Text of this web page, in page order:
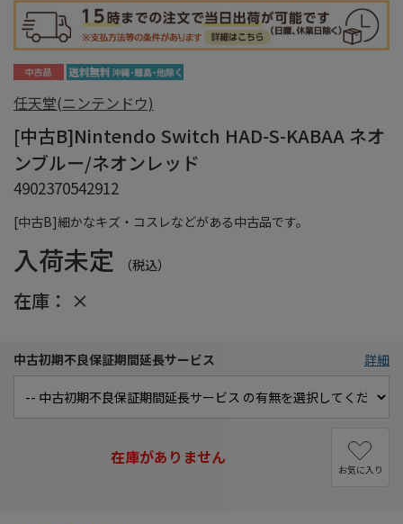
[中古B]細かなキズ・コスレなどがある中古品です。
任天堂(ニンテンドウ)
[中古B]Nintendo Switch HAD-S-KABAA ネオ
ンブルー/ネオンレッド
4902370542912
入荷未定 （税込）
在庫： ×
中古初期不良保証期間延長サービス 詳細
在庫がありません
お気に入り